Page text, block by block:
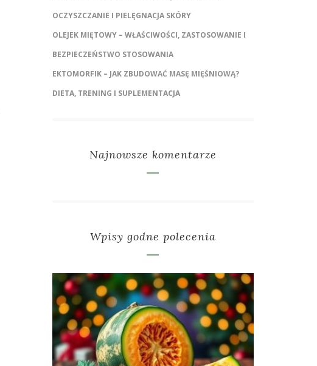
OCZYSZCZANIE I PIELĘGNACJA SKÓRY
OLEJEK MIĘTOWY – WŁAŚCIWOŚCI, ZASTOSOWANIE I
BEZPIECZEŃSTWO STOSOWANIA
EKTOMORFIK – JAK ZBUDOWAĆ MASĘ MIĘŚNIOWĄ?
DIETA, TRENING I SUPLEMENTACJA
Najnowsze komentarze
Wpisy godne polecenia